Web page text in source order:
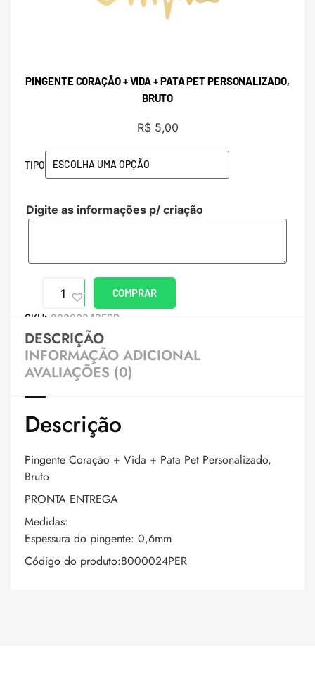
PINGENTE CORAÇÃO + VIDA + PATA PET PERSONALIZADO,
BRUTO
R$5,00
TIPO
Digite as informações p/ criação
COMPRAR
SKU: 8000024PERB
DESCRIÇÃO
INFORMAÇÃO ADICIONAL
AVALIAÇÕES (0)
Descrição
Pingente Coração + Vida + Pata Pet Personalizado,
Bruto
PRONTA ENTREGA
Medidas:
Espessura do pingente: 0,6mm
Código do produto:8000024PER